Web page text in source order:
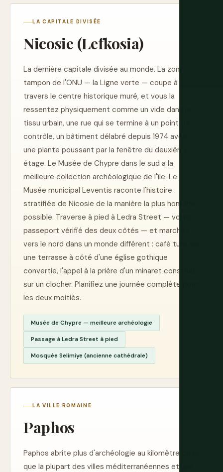
LA CAPITALE DIVISÉE
Nicosie (Lefkosia)
La dernière capitale divisée au monde. La zone
tampon de l'ONU — la Ligne verte — coupe à
travers le centre historique muré, et vous la
ressentez physiquement comme un vide dans le
tissu urbain, une rue qui se termine à un point de
contrôle, un bâtiment délabré depuis 1974 avec
une plante poussant par la fenêtre du deuxième
étage. Le Musée de Chypre dans le sud a la
meilleure collection archéologique de l'île. Le
Musée municipal Leventis raconte l'histoire
stratifiée de Nicosie de la manière la plus honnête
possible. Traverse à pied à Ledra Street — votre
passeport vérifié des deux côtés — et marchez
vers le nord dans un monde différent : café turc sur
une terrasse à côté d'une église gothique
convertie, l'appel à la prière d'un minaret construit
sur un clocher. Planifiez une journée complète pour
les deux moitiés.
Musée de Chypre — meilleure archéologie
Passage à Ledra Street à pied
Mosquée Selimiye (ancienne cathédrale)
LA VILLE ROMAINE
Paphos
Paphos abrite plus d'archéologie au kilomètre carré
que la plupart des villes méditerranéennes et une